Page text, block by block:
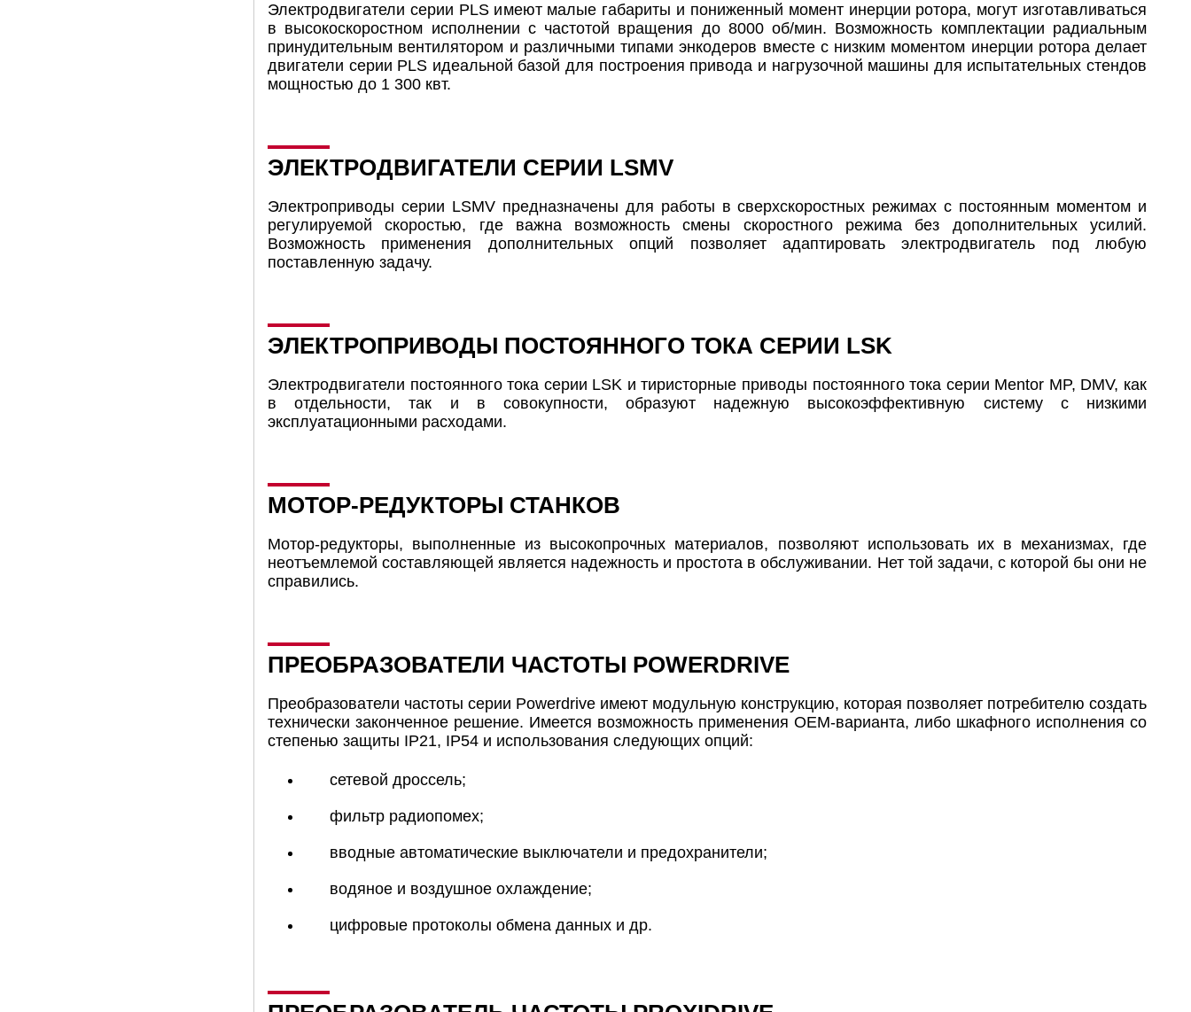
Электродвигатели серии PLS имеют малые габариты и пониженный момент инерции ротора, могут изготавливаться
в высокоскоростном исполнении с частотой вращения до 8000 об/мин. Возможность комплектации радиальным
принудительным вентилятором и различными типами энкодеров вместе с низким моментом инерции ротора делает
двигатели серии PLS идеальной базой для построения привода и нагрузочной машины для испытательных стендов
мощностью до 1 300 квт.
ЭЛЕКТРОДВИГАТЕЛИ СЕРИИ LSMV
Электроприводы серии LSMV предназначены для работы в сверхскоростных режимах с постоянным моментом и
регулируемой скоростью, где важна возможность смены скоростного режима без дополнительных усилий.
Возможность применения дополнительных опций позволяет адаптировать электродвигатель под любую
поставленную задачу.
ЭЛЕКТРОПРИВОДЫ ПОСТОЯННОГО ТОКА СЕРИИ LSK
Электродвигатели постоянного тока серии LSK и тиристорные приводы постоянного тока серии Mentor MP, DMV, как
в отдельности, так и в совокупности, образуют надежную высокоэффективную систему с низкими
эксплуатационными расходами.
МОТОР-РЕДУКТОРЫ СТАНКОВ
Мотор-редукторы, выполненные из высокопрочных материалов, позволяют использовать их в механизмах, где
неотъемлемой составляющей является надежность и простота в обслуживании. Нет той задачи, с которой бы они не
справились.
ПРЕОБРАЗОВАТЕЛИ ЧАСТОТЫ POWERDRIVE
Преобразователи частоты серии Powerdrive имеют модульную конструкцию, которая позволяет потребителю создать
технически законченное решение. Имеется возможность применения OEM-варианта, либо шкафного исполнения со
степенью защиты IP21, IP54 и использования следующих опций:
сетевой дроссель;
фильтр радиопомех;
вводные автоматические выключатели и предохранители;
водяное и воздушное охлаждение;
цифровые протоколы обмена данных и др.